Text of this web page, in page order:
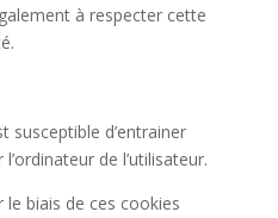
à respecter cette
susceptible d’entrainer
de l’utilisateur.
biais de ces cookies